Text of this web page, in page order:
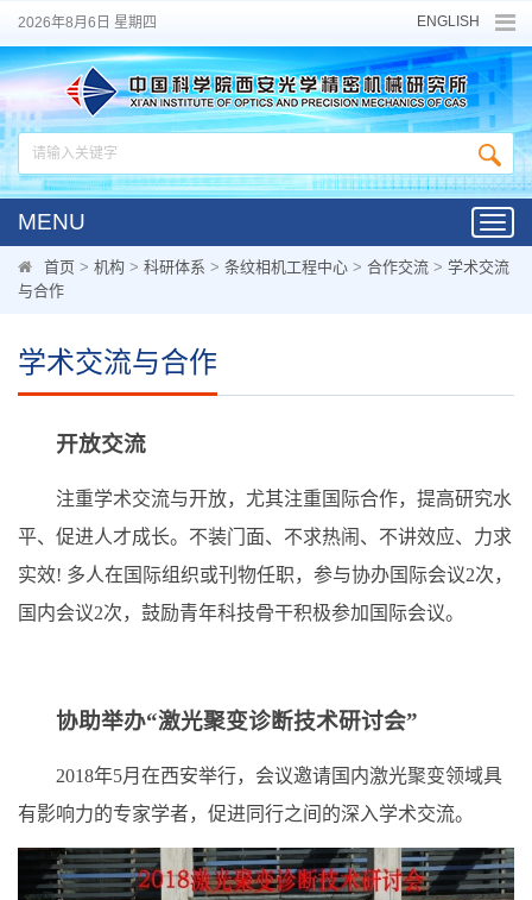
2026年8月6日 星期四 ENGLISH
MENU
首页 > 机构 > 科研体系 > 条纹相机工程中心 > 合作交流 > 学术交流
与合作
学术交流与合作
开放交流
注重学术交流与开放，尤其注重国际合作，提高研究水
平、促进人才成长。不装门面、不求热闹、不讲效应、力求
实效! 多人在国际组织或刊物任职，参与协办国际会议2次，
国内会议2次，鼓励青年科技骨干积极参加国际会议。
协助举办“激光聚变诊断技术研讨会”
2018年5月在西安举行，会议邀请国内激光聚变领域具
有影响力的专家学者，促进同行之间的深入学术交流。